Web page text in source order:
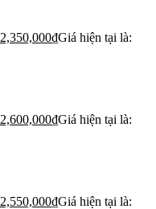
2,350,000₫Giá hiện tại là:
2,600,000₫Giá hiện tại là:
2,550,000₫Giá hiện tại là: